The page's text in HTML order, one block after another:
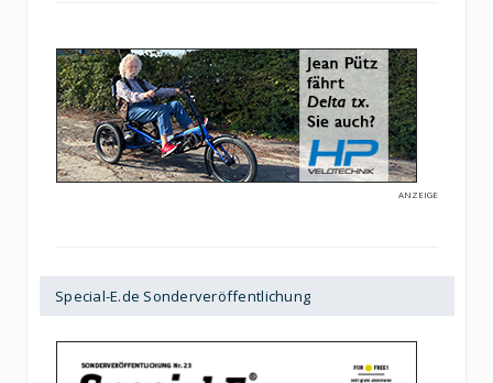
ANZEIGE
Special-E.de Sonderveröffentlichung